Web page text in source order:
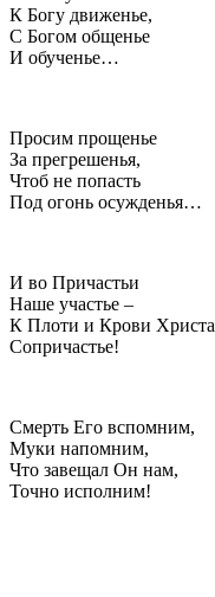
К Богу движенье,
С Богом общенье
И обученье…
Просим прощенье
За прегрешенья,
Чтоб не попасть
Под огонь осужденья…
И во Причастьи
Наше участье –
К Плоти и Крови Христа
Сопричастье!
Смерть Его вспомним,
Муки напомним,
Что завещал Он нам,
Точно исполним!